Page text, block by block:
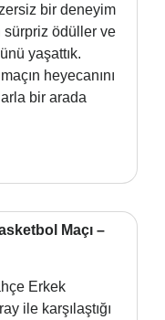
bir deneyim
ödüller ve
yaşattık.
heyecanını
bir arada
Maçı –
Erkek
ile karşılaştığı